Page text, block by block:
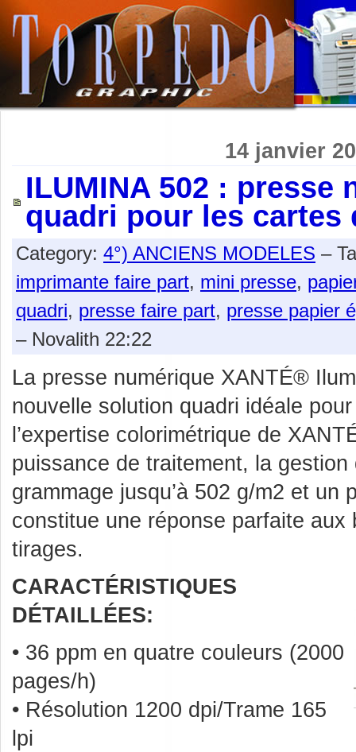
14 janvier
ILUMINA 502 : presse
quadri pour les cartes
Category: 4°) ANCIENS MODELES –
imprimante faire part, mini presse,
quadri, presse faire part, presse papier
– Novalith 22:22
La presse numérique XANTÉ®
nouvelle solution quadri idéale
l’expertise colorimétrique de
puissance de traitement, la
grammage jusqu’à 502 g/m2 et un
constitue une réponse parfaite aux
tirages.
CARACTÉRISTIQUES
DÉTAILLÉES:
• 36 ppm en quatre couleurs (2000
pages/h)
• Résolution 1200 dpi/Trame 165
lpi